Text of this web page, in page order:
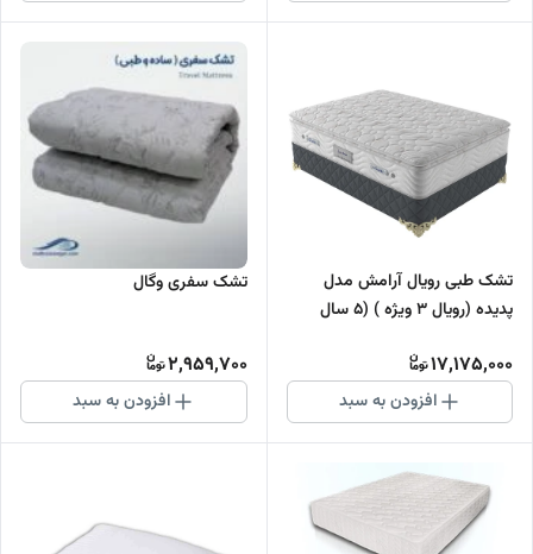
تشک طبی رویال آرامش مدل
پدیده (رویال 3 ویژه ) (5 سال
17,175,000
افزودن به سبد
تشک سفری وگال
2,959,700
افزودن به سبد